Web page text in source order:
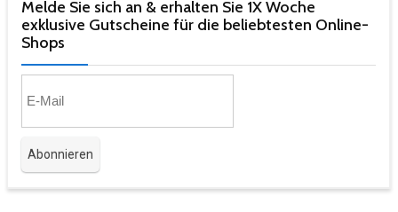
Melde Sie sich an & erhalten Sie 1X Woche
exklusive Gutscheine für die beliebtesten Online-
Shops​